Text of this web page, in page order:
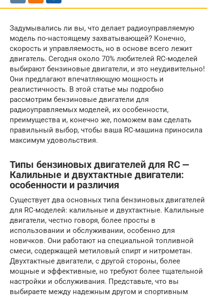
Задумывались ли вы, что делает радиоуправляемую
модель по-настоящему захватывающей? Конечно,
скорость и управляемость, но в основе всего лежит
двигатель. Сегодня около 70% любителей RC-моделей
выбирают бензиновые двигатели, и это неудивительно!
Они предлагают впечатляющую мощность и
реалистичность. В этой статье мы подробно
рассмотрим бензиновые двигатели для
радиоуправляемых моделей, их особенности,
преимущества и, конечно же, поможем вам сделать
правильный выбор, чтобы ваша RC-машина приносила
максимум удовольствия.
Типы бензиновых двигателей для RC ⎼
Калильные и двухтактные двигатели:
особенности и различия
Существует два основных типа бензиновых двигателей
для RC-моделей: калильные и двухтактные. Калильные
двигатели, честно говоря, более просты в
использовании и обслуживании, особенно для
новичков. Они работают на специальной топливной
смеси, содержащей метиловый спирт и нитрометан.
Двухтактные двигатели, с другой стороны, более
мощные и эффективные, но требуют более тщательной
настройки и обслуживания. Представьте, что вы
выбираете между надежным другом и спортивным